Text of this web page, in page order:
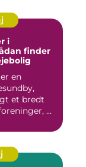
i
en
et bredt
...